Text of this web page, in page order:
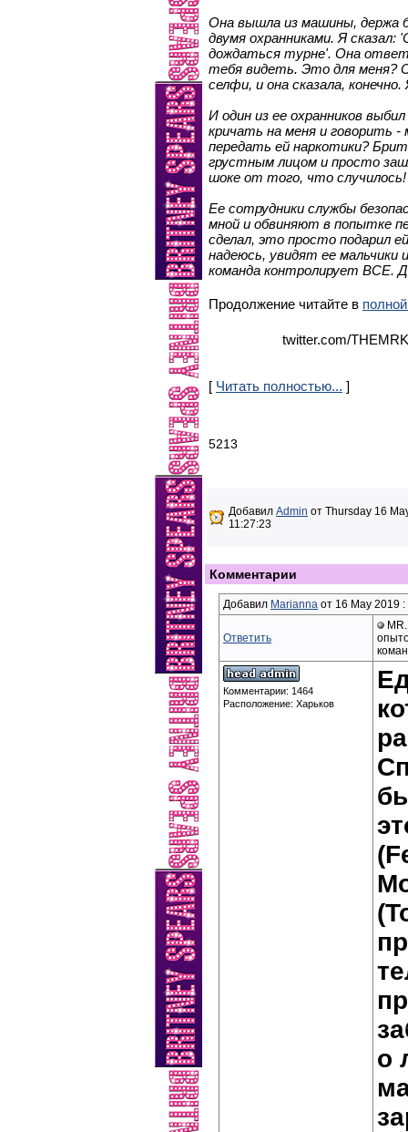
Она вышла из машины, держа
двумя охранниками. Я
дождаться турне'. Она
тебя видеть. Это для меня?
селфи, и она сказала,
И один из ее охранников
кричать на меня и
передать ей наркотики?
грустным лицом и просто
шоке от того, что случилось!
Ее сотрудники службы
мной и обвиняют в попытке
сделал, это просто подарил
надеюсь, увидят ее мальчики
команда контролирует ВСЕ.
Продолжение читайте в
twitter.com/
[ Читать полностью... ]
5213
Добавил Admin от Thursday 16
11:27:23
Комментарии
Добавил Marianna от 16 May 2019
Ответить
Комментарии: 1464
Расположение: Харьков
о